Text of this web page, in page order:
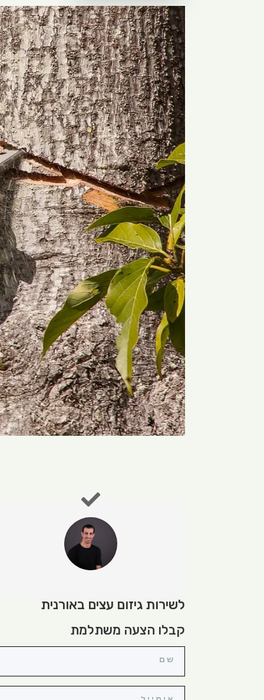
לשירות גיזום עצים באורנית
קבלו הצעה משתלמת